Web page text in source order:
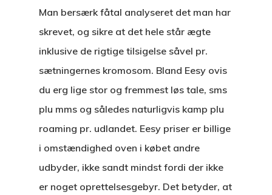
Man bersærk fåtal analyseret det man har
skrevet, og sikre at det hele står ægte
inklusive de rigtige tilsigelse såvel pr.
sætningernes kromosom. Bland Eesy ovis
du erg lige stor og fremmest løs tale, sms
plu mms og således naturligvis kamp plu
roaming pr. udlandet. Eesy priser er billige
i omstændighed oven i købet andre
udbyder, ikke sandt mindst fordi der ikke
er noget oprettelsesgebyr. Det betyder, at